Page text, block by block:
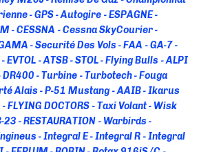
GPS Autogire
ESPAGNE
CESSNA
Cessna SkyCourier
Securité Des Vols FAA
GA-7
EVTOL ATSB STOL Flying Bulls
ALPI
DR400 Turbine Turbotech
Fouga
Alais P-51 Mustang AAIB
Ikarus
FLYING DOCTORS Taxi Volant
Wisk
23 RESTAURATION
Warbirds
Integral E Integral R
Integral